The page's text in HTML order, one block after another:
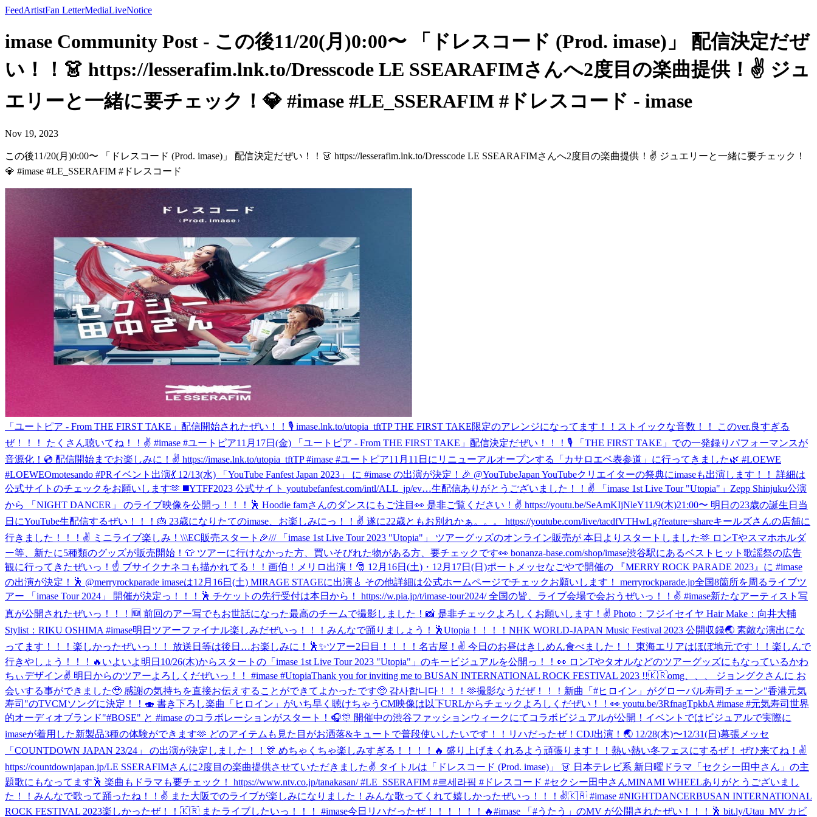
FeedArtistFan LetterMediaLiveNotice
imase Community Post - この後11/20(月)0:00〜 「ドレスコード (Prod. imase)」 配信決定だぜ
い！！👗 https://lesserafim.lnk.to/Dresscode LE SSEARAFIMさんへ2度目の楽曲提供！✌️ ジュ
エリーと一緒に要チェック！💎 #imase #LE_SSERAFIM #ドレスコード - imase
Nov 19, 2023
この後11/20(月)0:00〜 「ドレスコード (Prod. imase)」 配信決定だぜい！！👗 https://lesserafim.lnk.to/Dresscode LE SSEARAFIMさんへ2度目の楽曲提供！✌️ ジュエリーと一緒に要チェック！
💎 #imase #LE_SSERAFIM #ドレスコード
「ユートピア - From THE FIRST TAKE」配信開始されたぜい！！🎙 imase.lnk.to/utopia_tftTP THE FIRST TAKE限定のアレンジになってます！！ストイックな音数！！ このver.良すぎる
ぜ！！！ たくさん聴いてね！！✌️ #imase #ユートピア11月17日(金) 「ユートピア - From THE FIRST TAKE」配信決定だぜい！！！🎙 「THE FIRST TAKE」での一発録りパフォーマンスが
音源化！💿 配信開始までお楽しみに！✌️ https://imase.lnk.to/utopia_tftTP #imase #ユートピア11月11日にリニューアルオープンする「カサロエベ表参道」に行ってきました🌿 #LOEWE
#LOEWEOmotesando #PRイベント出演💃 12/13(水) 「YouTube Fanfest Japan 2023」 に #imase の出演が決定！🎉 @YouTubeJapan YouTubeクリエイターの祭典にimaseも出演します！！ 詳細は
公式サイトのチェックをお願いします🫶 ◼️YTFF2023 公式サイト youtubefanfest.com/intl/ALL_jp/ev…生配信ありがとうございました！！✌️ 「imase 1st Live Tour "Utopia"」Zepp Shinjuku公演
から 「NIGHT DANCER」 のライブ映像を公開っ！！！🕺 Hoodie famさんのダンスにもご注目👀 是非ご覧ください！✌️ https://youtu.be/SeAmKIjNleY11/9(木)21:00〜 明日の23歳の誕生日当
日にYouTube生配信するぜい！！！🎂 23歳になりたてのimase、お楽しみにっ！！✌️ 遂に22歳ともお別れかぁ。。。 https://youtube.com/live/tacdfVTHwLg?feature=shareキールズさんの店舗に
行きました！！！✌️ ミニライブ楽しみ！ \\\EC販売スタート🎉/// 「imase 1st Live Tour 2023 "Utopia"」 ツアーグッズのオンライン販売が 本日よりスタートしました🫶 ロンTやスマホホルダ
ー等、新たに5種類のグッズが販売開始！👕 ツアーに行けなかった方、買いそびれた物がある方、要チェックです👀 bonanza-base.com/shop/imase渋谷駅にあるベストヒット歌謡祭の広告
観に行ってきたぜいっ！☝️ ブサイクナネコも描かれてる！！画伯！
メリロ出演！🎅 12月16日(土)・12月17日(日)ポートメッセなごやで開催の 『MERRY ROCK PARADE 2023』に #imase
の出演が決定！🕺 @merryrockparade imaseは12月16日(土) MIRAGE STAGEに出演🎸 その他詳細は公式ホームページでチェックお願いします！ merryrockparade.jp全国8箇所を周るライブツ
アー 「imase Tour 2024」 開催が決定っ！！！🕺 チケットの先行受付は本日から！ https://w.pia.jp/t/imase-tour2024/ 全国の皆、ライブ会場で会おうぜいっ！！✌️ #imase新たなアーティスト写
真が公開されたぜいっ！！！🆕 前回のアー写でもお世話になった最高のチームで撮影しました！📸 是非チェックよろしくお願いします！✌️ Photo：フジイセイヤ Hair Make：向井大輔
Stylist：RIKU OSHIMA #imase明日ツアーファイナル楽しみだぜいっ！！！みんなで踊りましょう！🕺Utopia！！！！ NHK WORLD-JAPAN Music Festival 2023 公開収録🌏 素敵な演出にな
ってます！！！楽しかったぜいっ！！ 放送日等は後日…お楽しみに！🕺✨ツアー2日目！！！！名古屋！✌️ 今日のお昼はきしめん食べました！！ 東海エリアはほぼ地元です！！楽しんで
行きやしょう！！！🔥 いよいよ明日10/26(木)からスタートの「imase 1st Live Tour 2023 "Utopia"」のキービジュアルを公開っ！！👀 ロンTやタオルなどのツアーグッズにもなっているかわ
ちぃデザイン✌ 明日からのツアーよろしくだぜいっ！！ #imase #UtopiaThank you for inviting me to BUSAN INTERNATIONAL ROCK FESTIVAL 2023 !!🇰🇷omg、、、 ジョングクさんに お
会いする事ができました🥹 感謝の気持ちを直接お伝えすることができてよかったです🥺 감사합니다！！！🫶撮影なうだぜ！！！ 新曲「#ヒロイン」がグローバル寿司チェーン"香港元気
寿司"のTVCMソングに決定！！🍣 書き下ろし楽曲「ヒロイン」がいち早く聴けちゃうCM映像は以下URLからチェックよろしくだぜい！！👀 youtu.be/3RfnagTpkbA #imase #元気寿司 世界
的オーディオブランド"#BOSE" と #imase のコラボレーションがスタート！🎧🎊 開催中の渋谷ファッションウィークにてコラボビジュアルが公開！イベントではビジュアルで実際に
imaseが着用した新製品3種の体験ができます🫶 どのアイテムも見た目がお洒落&キュートで普段使いしたいです！！ リハだったぜ！ CDJ出演！🌏 12/28(木)〜12/31(日)幕張メッセ
「COUNTDOWN JAPAN 23/24」 の出演が決定しました！！🎊 めちゃくちゃ楽しみすぎる！！！！🔥 盛り上げまくれるよう頑張ります！！熱い熱い冬フェスにするぜ！ ぜひ来てね！✌️
https://countdownjapan.jp/LE SSERAFIMさんに2度目の楽曲提供させていただきました✌️ タイトルは「ドレスコード (Prod. imase)」 👗 日本テレビ系 新日曜ドラマ「セクシー田中さん」の主
題歌にもなってます🕺 楽曲もドラマも要チェック！ https://www.ntv.co.jp/tanakasan/ #LE_SSERAFIM #르세라핌 #ドレスコード #セクシー田中さんMINAMI WHEELありがとうございまし
た！！みんなで歌って踊ったね！！✌️ また大阪でのライブが楽しみになりました！ みんな歌ってくれて嬉しかったぜいっ！！！✌️🇰🇷 #imase #NIGHTDANCERBUSAN INTERNATIONAL
ROCK FESTIVAL 2023楽しかったぜ！！🇰🇷 またライブしたいっ！！！ #imase今日リハだったぜ！！！！！！🔥#imase 「#うたう」のMV が公開されたぜい！！！🕺 bit.ly/Utau_MV カビ